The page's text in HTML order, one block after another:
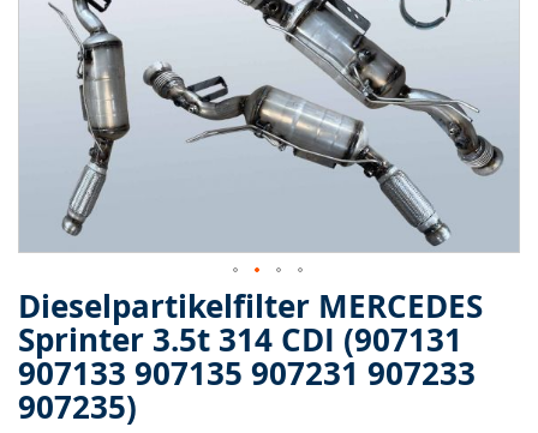
Dieselpartikelfilter MERCEDES
Sprinter 3.5t 314 CDI (907131
907133 907135 907231 907233
907235)
springen
Zum
Anfang
der
Bildergalerie
springen